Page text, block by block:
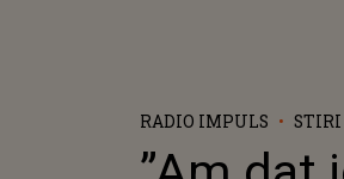
RADIO IMPULS STIRI